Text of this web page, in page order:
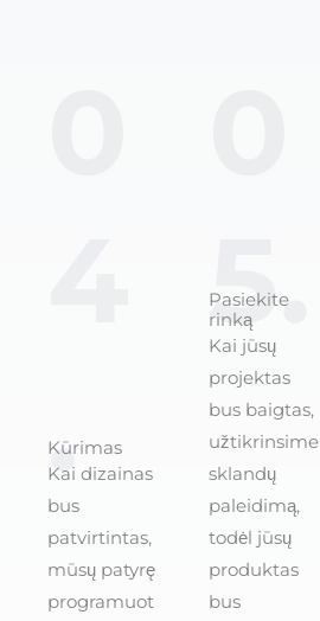
.
Kūrimas
Kai dizainas
bus
patvirtintas,
mūsų patyrę
programuot
5.
Pasiekite
rinką
Kai jūsų
projektas
bus baigtas,
užtikrinsime
sklandų
paleidimą,
todėl jūsų
produktas
bus